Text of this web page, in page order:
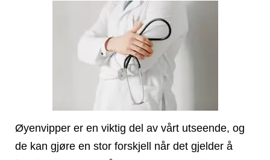
Øyenvipper er en viktig del av vårt utseende, og
de kan gjøre en stor forskjell når det gjelder å